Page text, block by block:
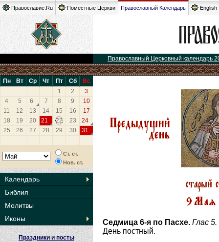
Православие.Ru Поместные Церкви Православный Календарь English
Православный Церковный календарь
Пн Вт Ср Чт Пт Сб
Вс
1
2
3
4
5 6 7 8 9
10
11
12 13 14 15 16
17
18
19 20 21 22 23
24
25
26 27 28 29 30 31
Ст. ст.
Нов. ст.
Календарь
Библия
Молитвы
Иконы
Праздники и посты
Седмица 6-я по Пасхе. Глас 5.
День постный.